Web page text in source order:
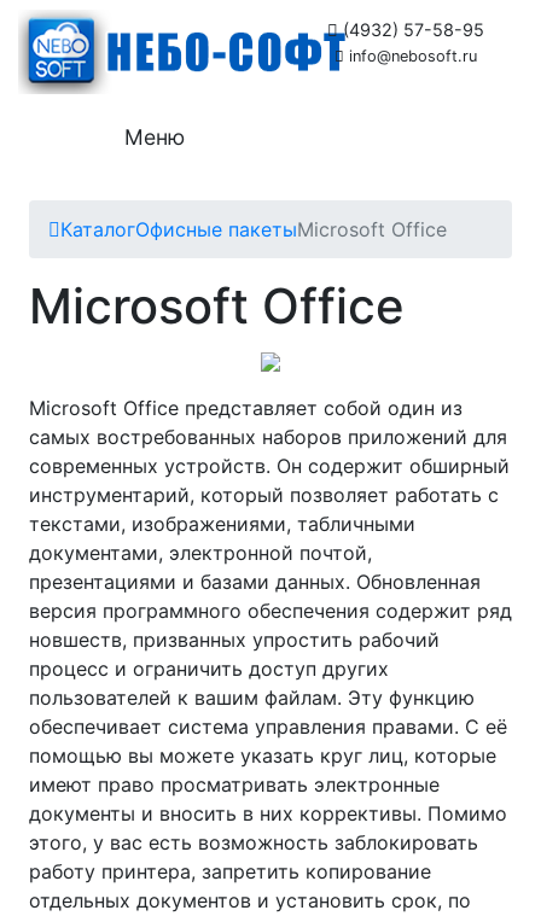
(4932) 57-58-95
info@nebosoft.ru
Меню
КаталогОфисные пакетыMicrosoft Office
Microsoft Office
Microsoft Office представляет собой один из
самых востребованных наборов приложений для
современных устройств. Он содержит обширный
инструментарий, который позволяет работать с
текстами, изображениями, табличными
документами, электронной почтой,
презентациями и базами данных. Обновленная
версия программного обеспечения содержит ряд
новшеств, призванных упростить рабочий
процесс и ограничить доступ других
пользователей к вашим файлам. Эту функцию
обеспечивает система управления правами. С её
помощью вы можете указать круг лиц, которые
имеют право просматривать электронные
документы и вносить в них коррективы. Помимо
этого, у вас есть возможность заблокировать
работу принтера, запретить копирование
отдельных документов и установить срок, по